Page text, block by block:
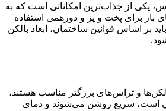
یکی از جذاب‌ترین امکاناتی است که به
باز برای پخت و پز و دورهمی استفاده
بر اساس قوانین ساختمان، ابعاد بالکن
و تراس‌های بزرگتر مناسب هستند،
است، سریع روشن می‌شوند و دمای